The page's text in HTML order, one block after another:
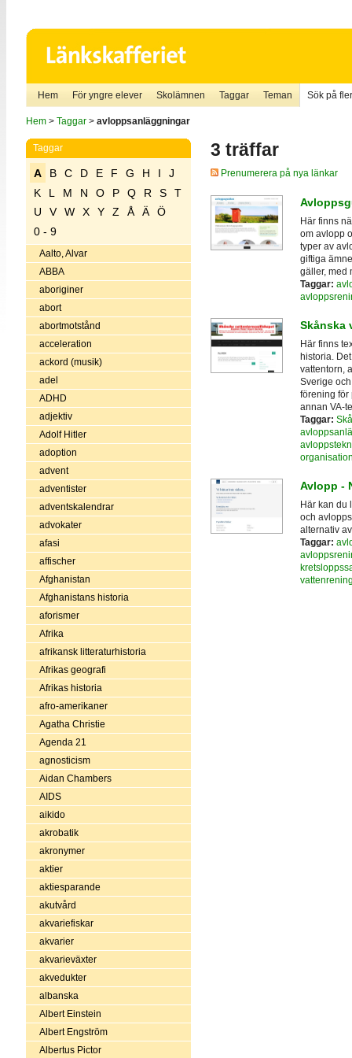
Hem För yngre elever Skolämnen Taggar Teman Sök på
Hem> Taggar> avloppsanläggningar
Taggar
A B C D E F G H I
J
K
L M N O P Q R S
T
U
V W X Y Z Å Ä
Ö
0 - 9
Aalto, Alvar
ABBA
aboriginer
abort
abortmotstånd
acceleration
ackord (musik)
adel
ADHD
adjektiv
Adolf Hitler
adoption
advent
adventister
adventskalendrar
advokater
afasi
affischer
Afghanistan
Afghanistans historia
aforismer
Afrika
afrikansk litteraturhistoria
Afrikas geografi
Afrikas historia
afro-amerikaner
Agatha Christie
Agenda 21
agnosticism
Aidan Chambers
AIDS
aikido
akrobatik
akronymer
aktier
aktiesparande
akutvård
akvariefiskar
akvarier
akvarieväxter
akvedukter
albanska
Albert Einstein
Albert Engström
Albertus Pictor
3 träffar
Prenumerera på nya länkar
Här finns
om avlopp
typer av
giftiga
gäller, med
Taggar:
Skånska
Här finns
historia.
vattentorn,
Sverige
förening för
annan VA-
Taggar:
Avlopp -
Här kan du
och
alternativ
Taggar: